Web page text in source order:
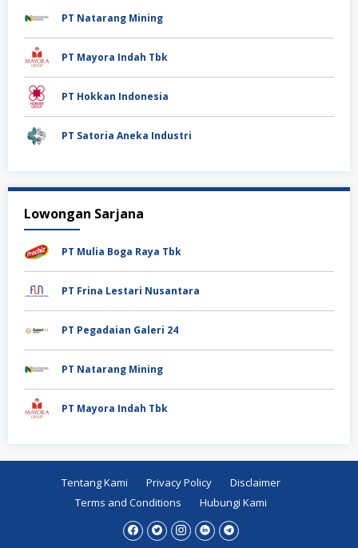
PT Natarang Mining
PT Mayora Indah Tbk
PT Hokkan Indonesia
PT Satoria Aneka Industri
Lowongan Sarjana
PT Mulia Boga Raya Tbk
PT Frina Lestari Nusantara
PT Pegadaian Galeri 24
PT Natarang Mining
PT Mayora Indah Tbk
Tentang Kami Privacy Policy
Disclaimer
Terms and Conditions
Hubungi Kami